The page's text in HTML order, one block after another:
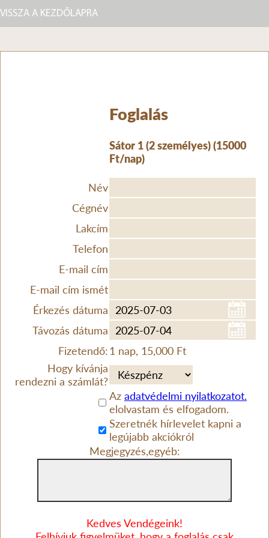
VISSZA A KEZDŐLAPRA
Foglalás
Sátor 1 (2 személyes) (15000
Ft/nap)
Név
Cégnév
Lakcím
Telefon
E-mail cím
E-mail cím ismét
Érkezés dátuma
Távozás dátuma
Fizetendő:1 nap, 15,000 Ft
Hogy kívánja
rendezni a számlát?
Az adatvédelmi nyilatkozatot.
elolvastam és elfogadom.
Szeretnék hírlevelet kapni a
legújabb akciókról
Megjegyzés,egyéb:
Kedves Vendégeink!